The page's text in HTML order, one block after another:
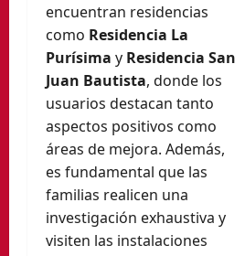
encuentran residencias
como Residencia La
Purísima y Residencia San
Juan Bautista, donde los
usuarios destacan tanto
aspectos positivos como
áreas de mejora. Además,
es fundamental que las
familias realicen una
investigación exhaustiva y
visiten las instalaciones